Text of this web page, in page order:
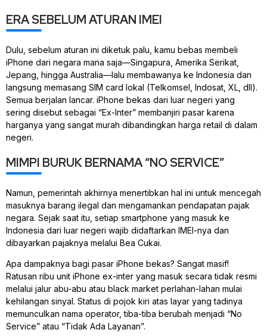
ERA SEBELUM ATURAN IMEI
Dulu, sebelum aturan ini diketuk palu, kamu bebas membeli
iPhone dari negara mana saja—Singapura, Amerika Serikat,
Jepang, hingga Australia—lalu membawanya ke Indonesia dan
langsung memasang SIM card lokal (Telkomsel, Indosat, XL, dll).
Semua berjalan lancar. iPhone bekas dari luar negeri yang
sering disebut sebagai “Ex-Inter” membanjiri pasar karena
harganya yang sangat murah dibandingkan harga retail di dalam
negeri.
MIMPI BURUK BERNAMA “NO SERVICE”
Namun, pemerintah akhirnya menertibkan hal ini untuk mencegah
masuknya barang ilegal dan mengamankan pendapatan pajak
negara. Sejak saat itu, setiap smartphone yang masuk ke
Indonesia dari luar negeri wajib didaftarkan IMEI-nya dan
dibayarkan pajaknya melalui Bea Cukai.
Apa dampaknya bagi pasar iPhone bekas? Sangat masif!
Ratusan ribu unit iPhone ex-inter yang masuk secara tidak resmi
melalui jalur abu-abu atau black market perlahan-lahan mulai
kehilangan sinyal. Status di pojok kiri atas layar yang tadinya
memunculkan nama operator, tiba-tiba berubah menjadi “No
Service” atau “Tidak Ada Layanan”.